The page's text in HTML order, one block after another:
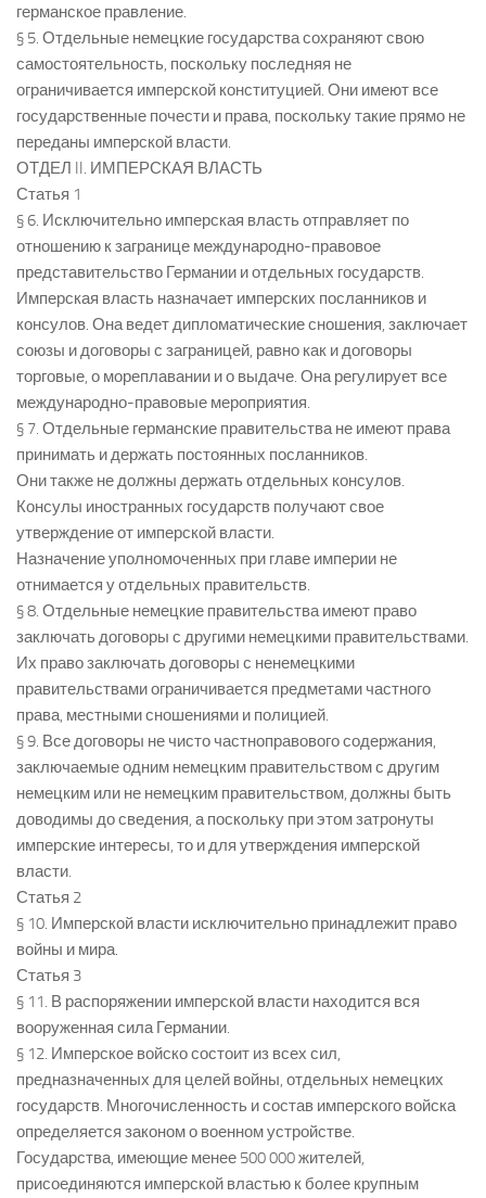
германское правление.
§ 5. Отдельные немецкие государства сохраняют свою
самостоятельность, поскольку последняя не
ограничивается имперской конституцией. Они имеют все
государственные почести и права, поскольку такие прямо не
переданы имперской власти.
ОТДЕЛ II. ИМПЕРСКАЯ ВЛАСТЬ
Статья 1
§ 6. Исключительно имперская власть отправляет по
отношению к загранице международно-правовое
представительство Германии и отдельных государств.
Имперская власть назначает имперских посланников и
консулов. Она ведет дипломатические сношения, заключает
союзы и договоры с заграницей, равно как и договоры
торговые, о мореплавании и о выдаче. Она регулирует все
международно-правовые мероприятия.
§ 7. Отдельные германские правительства не имеют права
принимать и держать постоянных посланников.
Они также не должны держать отдельных консулов.
Консулы иностранных государств получают свое
утверждение от имперской власти.
Назначение уполномоченных при главе империи не
отнимается у отдельных правительств.
§ 8. Отдельные немецкие правительства имеют право
заключать договоры с другими немецкими правительствами.
Их право заключать договоры с ненемецкими
правительствами ограничивается предметами частного
права, местными сношениями и полицией.
§ 9. Все договоры не чисто частноправового содержания,
заключаемые одним немецким правительством с другим
немецким или не немецким правительством, должны быть
доводимы до сведения, а поскольку при этом затронуты
имперские интересы, то и для утверждения имперской
власти.
Статья 2
§ 10. Имперской власти исключительно принадлежит право
войны и мира.
Статья 3
§ 11. В распоряжении имперской власти находится вся
вооруженная сила Германии.
§ 12. Имперское войско состоит из всех сил,
предназначенных для целей войны, отдельных немецких
государств. Многочисленность и состав имперского войска
определяется законом о военном устройстве.
Государства, имеющие менее 500 000 жителей,
присоединяются имперской властью к более крупным